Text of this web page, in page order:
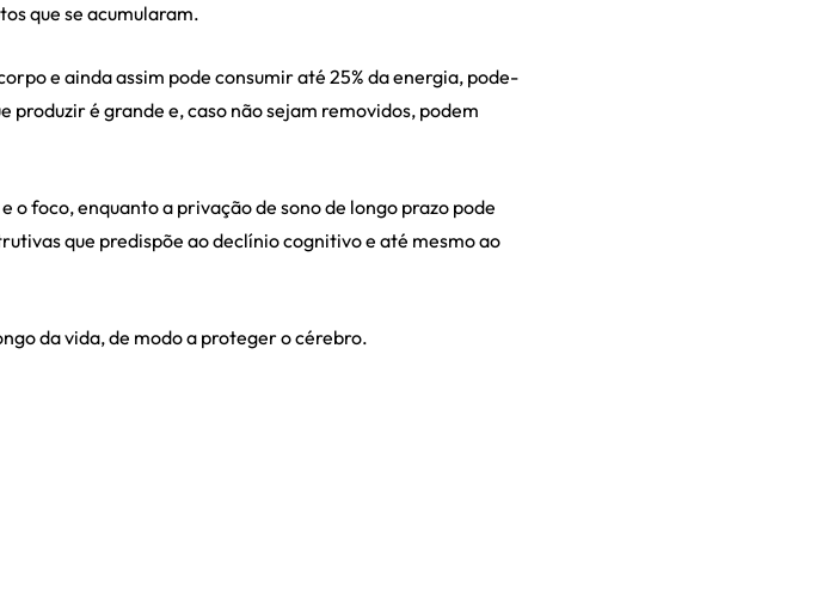
que se acumularam.
e ainda assim pode consumir até 25% da energia, pode-
produzir é grande e, caso não sejam removidos, podem
foco, enquanto a privação de sono de longo prazo pode
que predispõe ao declínio cognitivo e até mesmo ao
da vida, de modo a proteger o cérebro.